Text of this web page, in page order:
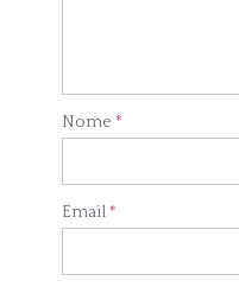
Nome *
Email*